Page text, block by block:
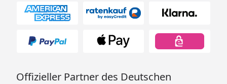
Offizieller Partner des Deutschen